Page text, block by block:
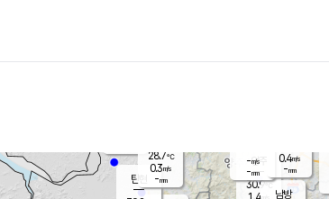
양주
30.9℃
탄현
남방
-m/s
-mm
28.7℃
0.3m/s
-mm
0.4m/s
-mm